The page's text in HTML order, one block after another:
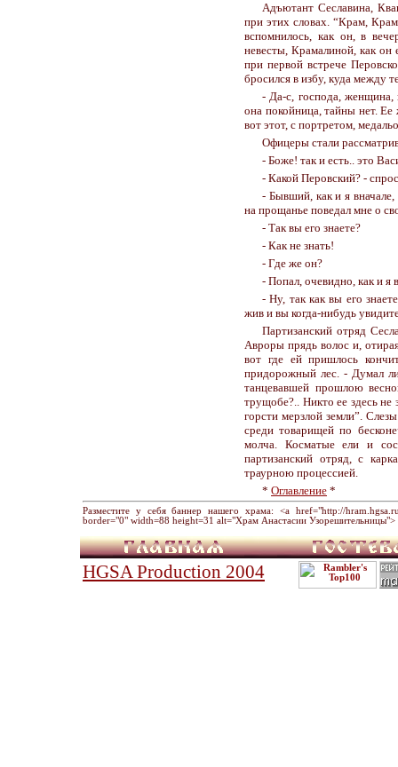
Адъютант Сеславина,
при этих словах. “Крам,
вспомнилось, как он, в
невесты, Крамалиной, как он
при первой встрече
бросился в избу, куда между
- Да-с, господа, женщина,
она покойница, тайны нет. Ее
вот этот, с портретом,
Офицеры стали
- Боже! так и есть.. это
- Какой Перовский? -
- Бывший, как и я
на прощанье поведал мне о
- Так вы его знаете?
- Как не знать!
- Где же он?
- Попал, очевидно, как и я
- Ну, так как вы его
жив и вы когда-нибудь
Партизанский отряд
Авроры прядь волос и,
вот где ей пришлось
придорожный лес. - Думал
танцевавшей прошлою
трущобе?.. Никто ее здесь не
горсти мерзлой земли”.
среди товарищей по
молча. Косматые ели и
партизанский отряд, с
траурною процессией.
* Оглавление *
Разместите у себя баннер нашего храма: <a href="http://
border="0" width=88 height=31 alt="Храм Анастасии Узорешительницы">
HGSA Production 2004